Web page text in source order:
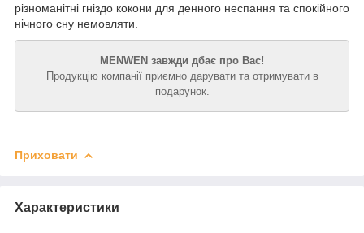
різноманітні гніздо кокони для денного неспання та спокійного
нічного сну немовляти.
MENWEN завжди дбає про Вас!
Продукцію компанії приємно дарувати та отримувати в
подарунок.
Приховати
Характеристики